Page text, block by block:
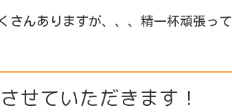
さんありますが、、、精一杯頑張っ
せていただきます！